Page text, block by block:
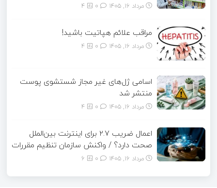
مرداد ۱۶, ۱۴۰۵ 4
مراقب علائم هپاتیت باشید!
مرداد ۱۶, ۱۴۰۵ 4
اسامی ژل‌های غیر مجاز شستشوی پوست
منتشر شد
مرداد ۱۶, ۱۴۰۵ 4
اعمال ضریب ۲.۷ برای اینترنت بین‌الملل
صحت دارد؟ / واکنش سازمان تنظیم مقررات
مرداد ۱۶, ۱۴۰۵ 6